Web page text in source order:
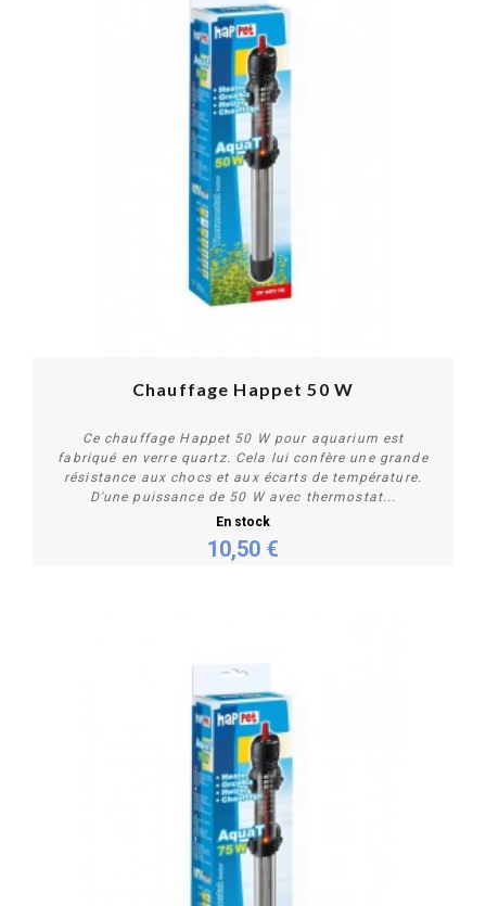
Acheter
Chauffage Happet 50 W
Ce chauffage Happet 50 W pour aquarium est
fabriqué en verre quartz. Cela lui confère une grande
résistance aux chocs et aux écarts de température.
D'une puissance de 50 W avec thermostat...
En stock
10,50 €